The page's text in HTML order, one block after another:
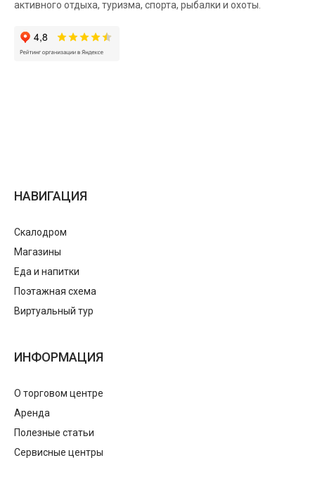
активного отдыха, туризма, спорта, рыбалки и охоты.
НАВИГАЦИЯ
Скалодром
Магазины
Еда и напитки
Поэтажная схема
Виртуальный тур
ИНФОРМАЦИЯ
О торговом центре
Аренда
Полезные статьи
Сервисные центры